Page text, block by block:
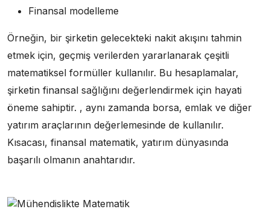
Finansal modelleme
Örneğin, bir şirketin gelecekteki nakit akışını tahmin
etmek için, geçmiş verilerden yararlanarak çeşitli
matematiksel formüller kullanılır. Bu hesaplamalar,
şirketin finansal sağlığını değerlendirmek için hayati
öneme sahiptir. , aynı zamanda borsa, emlak ve diğer
yatırım araçlarının değerlemesinde de kullanılır.
Kısacası, finansal matematik, yatırım dünyasında
başarılı olmanın anahtarıdır.